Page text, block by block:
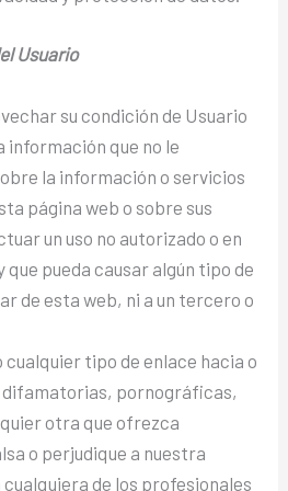
Usuario
su condición de Usuario
información que no le
la información o servicios
página web o sobre sus
un uso no autorizado o en
que pueda causar algún tipo de
de esta web, ni a un tercero o
tipo de enlace hacia o
difamatorias, pornográficas,
otra que ofrezca
o perjudique a nuestra
cualquiera de los profesionales